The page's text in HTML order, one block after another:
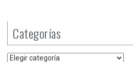
Categorías
Categorías